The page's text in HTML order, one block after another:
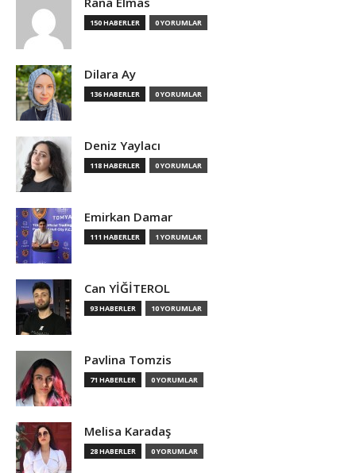
150 HABERLER 0 YORUMLAR
Dilara Ay
136 HABERLER 0 YORUMLAR
Deniz Yaylacı
118 HABERLER 0 YORUMLAR
Emirkan Damar
111 HABERLER 1 YORUMLAR
Can YİĞİTEROL
93 HABERLER 10 YORUMLAR
Pavlina Tomzis
71 HABERLER 0 YORUMLAR
Melisa Karadaş
28 HABERLER 0 YORUMLAR